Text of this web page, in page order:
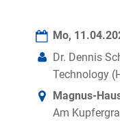
Mo,
Dr. Dennis
Technology
Magnus-
Am